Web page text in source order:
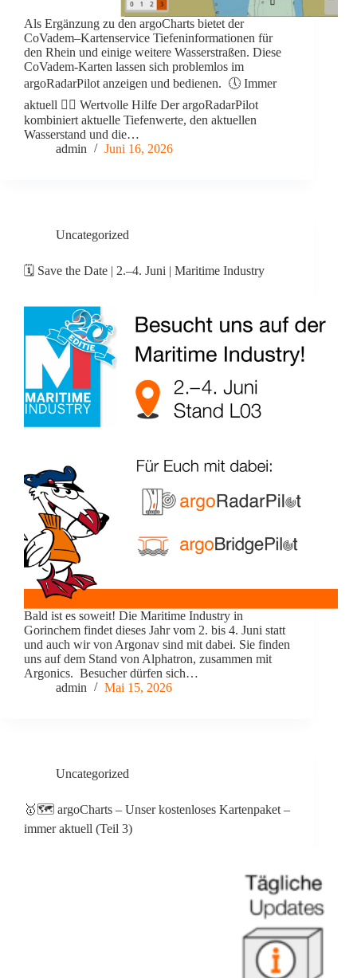
Als Ergänzung zu den argoCharts bietet der
CoVadem–Kartenservice Tiefeninformationen für
den Rhein und einige weitere Wasserstraßen. Diese
CoVadem-Karten lassen sich problemlos im
argoRadarPilot anzeigen und bedienen. 🕔 Immer
aktuell 👍🏻 Wertvolle Hilfe Der argoRadarPilot
kombiniert aktuelle Tiefenwerte, den aktuellen
Wasserstand und die…
admin
Juni 16, 2026
Uncategorized
🗓️ Save the Date | 2.–4. Juni | Maritime Industry
Bald ist es soweit! Die Maritime Industry in
Gorinchem findet dieses Jahr vom 2. bis 4. Juni statt
und auch wir von Argonav sind mit dabei. Sie finden
uns auf dem Stand von Alphatron, zusammen mit
Argonics. Besucher dürfen sich…
admin
Mai 15, 2026
Uncategorized
🥇🗺️ argoCharts – Unser kostenloses Kartenpaket –
immer aktuell (Teil 3)